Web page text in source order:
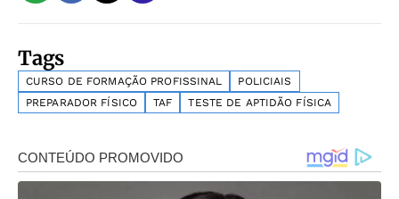
Tags
CURSO DE FORMAÇÃO PROFISSINAL
POLICIAIS
PREPARADOR FÍSICO
TAF TESTE DE APTIDÃO FÍSICA